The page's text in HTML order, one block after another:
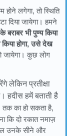
होने लगेगा, तो स्थिति
दिया जायेगा। हमने
भी पुण्य किया
होगा, उसे देख
जायेगा। कुछ लोग
लेकिन प्रतीक्षा
हदीस हमें बताती है
तक का हो सकता है,
कि दो रकात नमाज़
उनके सीने और